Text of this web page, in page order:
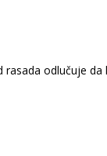
rasada odlučuje da